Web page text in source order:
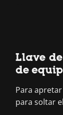
Llave
de
Para
para soltar